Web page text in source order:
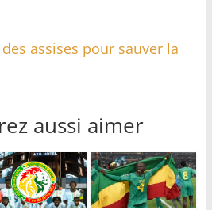
des assises pour sauver la
aussi aimer